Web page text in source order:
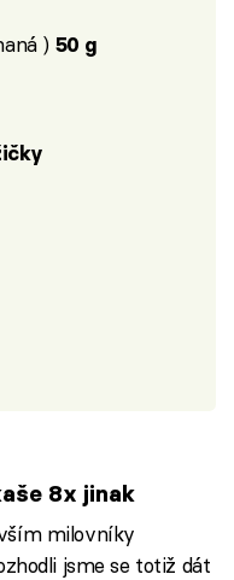
) 50 g
8x jinak
milovníky
jsme se totiž dát